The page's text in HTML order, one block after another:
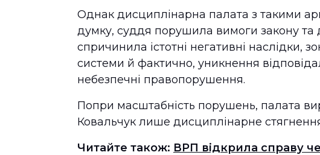
Однак дисциплінарна палата з такими
думку, суддя порушила вимоги закону та
спричинила істотні негативні наслідки,
системи й фактично, уникнення
небезпечні правопорушення.
Попри масштабність порушень, палата
Ковальчук лише дисциплінарне
Читайте також: ВРП відкрила справу